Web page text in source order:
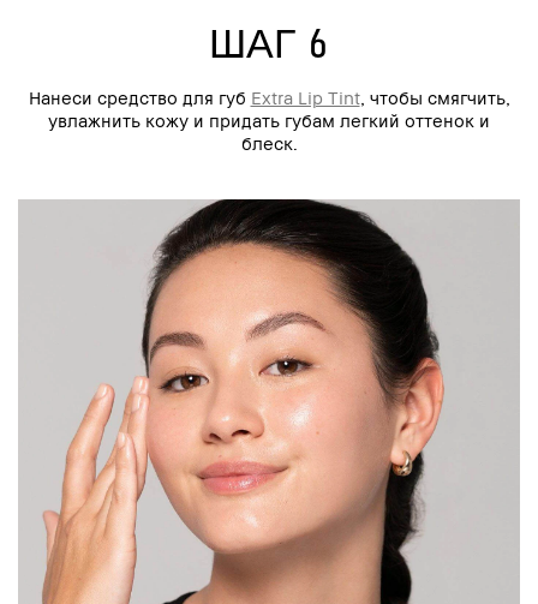
ШАГ 6
Нанеси средство для губ Extra Lip Tint, чтобы смягчить,
увлажнить кожу и придать губам легкий оттенок и
блеск.